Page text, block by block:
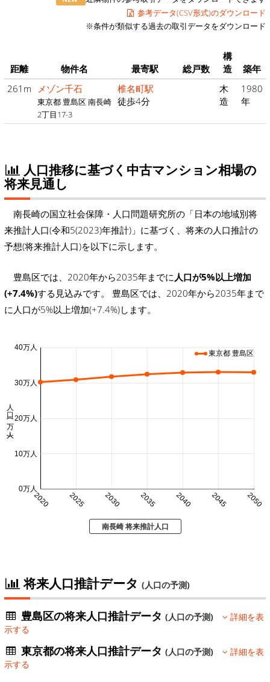
参考データ(CSV形式)のダウンロード
※条件が類似する過去の取引データをダウンロード
距離 物件名 最寄駅 総戸数
構
造
築年
261m
メゾン千石
東京都 豊島区 南長崎
2丁目17-3
椎名町駅
徒歩4分
木
造
1980
年
人口推移に基づく中古マンション相場の
将来見通し
南長崎の国立社会保障・人口問題研究所の「日本の地域別将
来推計人口(令和5(2023)年推計)」に基づく、将来の人口推計の
予想(将来推計人口)を以下に示します。
豊島区では、2020年から2035年までに 人口が5%以上増加
(+7.4%)する見込みです。 豊島区では、2020年から2035年まで
に人口が5%以上増加(+7.4%)します。
2020 2025 2030 2035 2040 2045 2050
0万人
10万人
20万人
30万人
40万人
人口 (万人)
東京都 豊島区
南長崎 将来推計人口
将来人口推計データ (人口の予測)
豊島区の将来人口推計データ(人口の予測)
詳細を表
示する
東京都の将来人口推計データ(人口の予測)
詳細を表
示する